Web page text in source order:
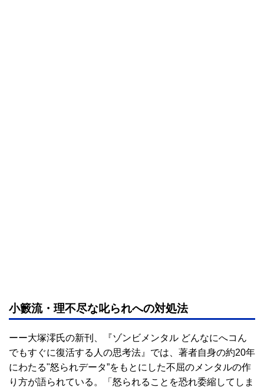
小籔流・理不尽な叱られへの対処法
ーー大塚澪氏の新刊、『ゾンビメンタル どんなにへコん
でもすぐに復活する人の思考法』では、著者自身の約20年
にわたる"怒られデータ”をもとにした不屈のメンタルの作
り方が語られている。「怒られることを恐れ委縮してしま